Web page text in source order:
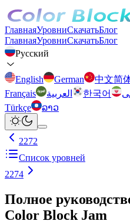
ГлавнаяУровниСкачатьБлог
ГлавнаяУровниСкачатьБлог
Русский
English German 中文简
Français
العربية 한국어
Türkçe
ລາວ
2272
Список уровней
2274
Полное
Color Block Jam